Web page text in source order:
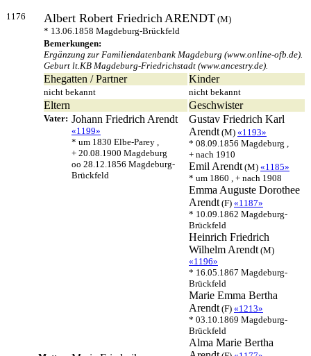
1176 Albert Robert FriedrichARENDT (M)
* 13.06.1858 Magdeburg-Brückfeld
Bemerkungen:
Ergänzung zur Familiendatenbank Magdeburg (www.online-ofb.de).
Geburt lt.KB Magdeburg-Friedrichstadt (www.ancestry.de).
Ehegatten / Partner Kinder
nicht bekannt nicht bekannt
Eltern Geschwister
Vater: Johann Friedrich Arendt
«1199»
* um 1830 Elbe-Parey ,
+ 20.08.1900 Magdeburg
oo 28.12.1856 Magdeburg-
Brückfeld
Gustav Friedrich Karl
Arendt(M) «1193»
* 08.09.1856 Magdeburg ,
+ nach 1910
Emil Arendt(M) «1185»
* um 1860 , + nach 1908
Emma Auguste Dorothee
Arendt(F) «1187»
* 10.09.1862 Magdeburg-
Brückfeld
Heinrich Friedrich
Wilhelm Arendt(M)
«1196»
* 16.05.1867 Magdeburg-
Brückfeld
Marie Emma Bertha
Arendt(F) «1213»
* 03.10.1869 Magdeburg-
Brückfeld
Alma Marie Bertha